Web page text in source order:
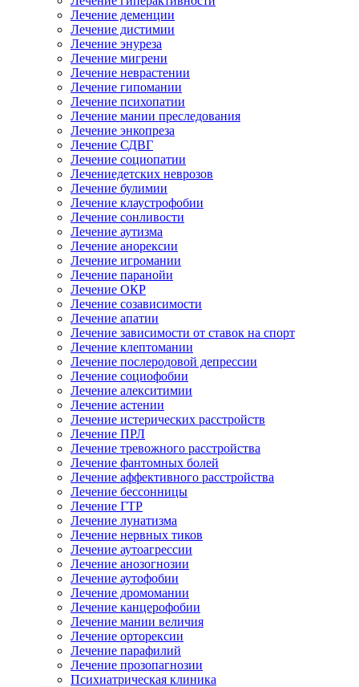
Лечение деменции
Лечение дистимии
Лечение энуреза
Лечение мигрени
Лечение неврастении
Лечение гипомании
Лечение психопатии
Лечение мании преследования
Лечение энкопреза
Лечение СДВГ
Лечение социопатии
Лечениедетских неврозов
Лечение булимии
Лечение клаустрофобии
Лечение сонливости
Лечение аутизма
Лечение анорексии
Лечение игромании
Лечение паранойи
Лечение ОКР
Лечение созависимости
Лечение апатии
Лечение зависимости от ставок на спорт
Лечение клептомании
Лечение послеродовой депрессии
Лечение социофобии
Лечение алекситимии
Лечение астении
Лечение истерических расстройств
Лечение ПРЛ
Лечение тревожного расстройства
Лечение фантомных болей
Лечение аффективного расстройства
Лечение бессонницы
Лечение ГТР
Лечение лунатизма
Лечение нервных тиков
Лечение аутоагрессии
Лечение анозогнозии
Лечение аутофобии
Лечение дромомании
Лечение канцерофобии
Лечение мании величия
Лечение орторексии
Лечение парафилий
Лечение прозопагнозии
Психиатрическая клиника